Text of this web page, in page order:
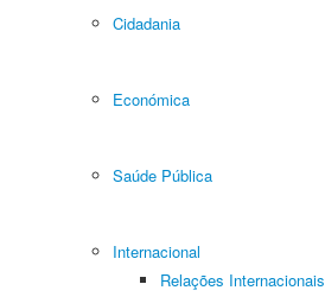
Cidadania
Económica
Saúde Pública
Internacional
Relações Internacionais